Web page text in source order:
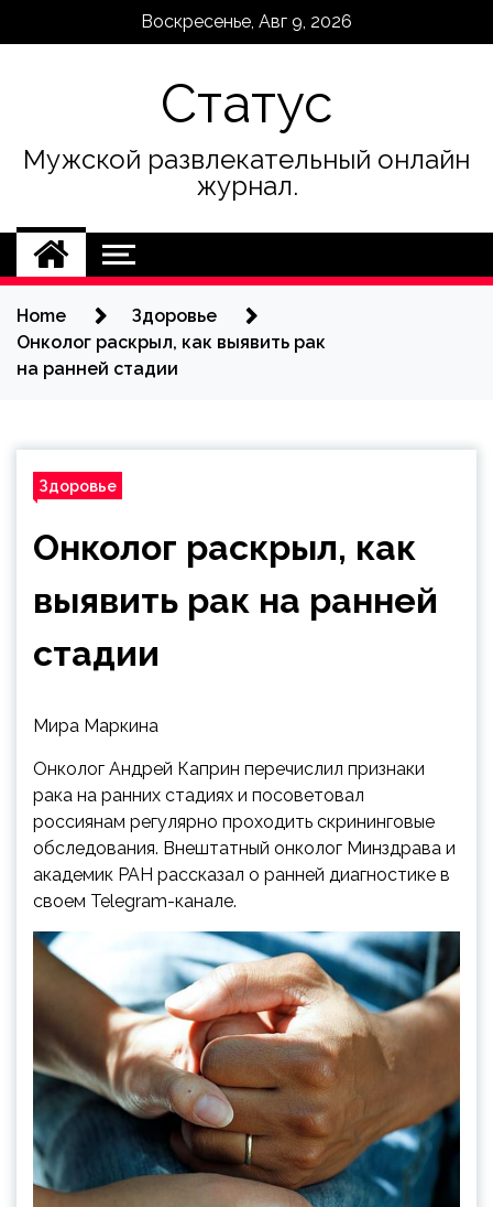
Воскресенье, Авг 9, 2026
Статус
Мужской развлекательный онлайн
журнал.
Home
Здоровье
Онколог раскрыл, как выявить рак
на ранней стадии
Здоровье
Онколог раскрыл, как
выявить рак на ранней
стадии
Мира Маркина
Онколог Андрей Каприн перечислил признаки
рака на ранних стадиях и посоветовал
россиянам регулярно проходить скрининговые
обследования. Внештатный онколог Минздрава и
академик РАН рассказал о ранней диагностике в
своем Telegram-канале.